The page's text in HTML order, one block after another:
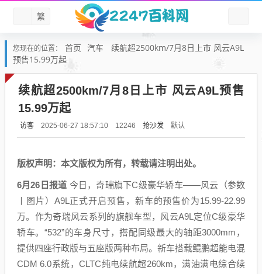
繁
您现在的位置： 首页 汽车
续航超2500km/7月8日上市 风云A9L
预售15.99万起
续航超2500km/7月8日上市 风云A9L预售
15.99万起
访客 2025-06-27 18:57:10 12246 抢沙发 默认
版权声明：本文版权为所有，转载请注明出处。
6月26日报道 今日，奇瑞旗下C级豪华轿车——风云（参数
丨图片）A9L正式开启预售，新车的预售价为15.99-22.99
万。作为奇瑞风云系列的旗舰车型，风云A9L定位C级豪华
轿车。“532”的车身尺寸，搭配同级最大的轴距3000mm，
提供四座行政版与五座版两种布局。新车搭载鲲鹏超能电混
CDM 6.0系统，CLTC纯电续航超260km，满油满电综合续